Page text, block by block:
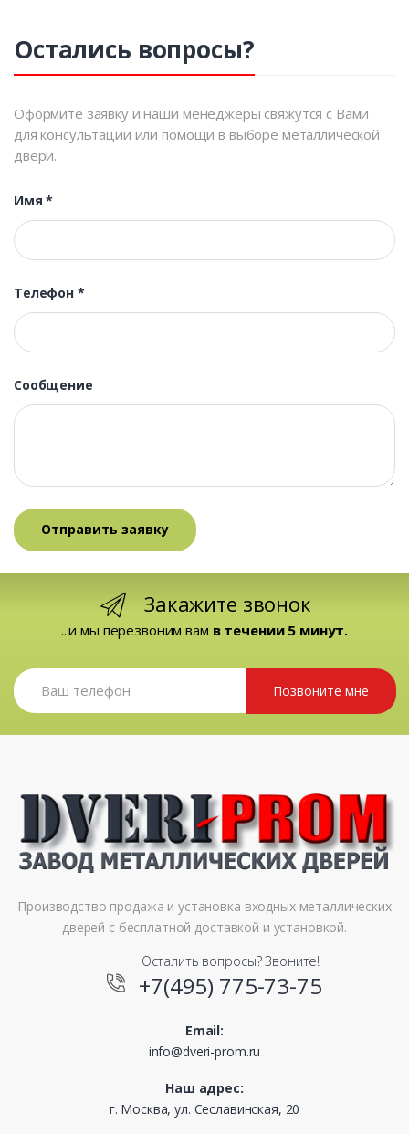
Остались вопросы?
Оформите заявку и наши менеджеры свяжутся с Вами
для консультации или помощи в выборе металлической
двери.
Имя*
Телефон *
Сообщение
Закажите звонок
...и мы перезвоним вам в течении 5 минут.
Позвоните мне
Производство продажа и установка входных металлических
дверей с бесплатной доставкой и установкой.
Осталить вопросы? Звоните!
+7(495) 775-73-75
Email:
info@dveri-prom.ru
Наш адрес:
г. Москва, ул. Сеславинская, 20